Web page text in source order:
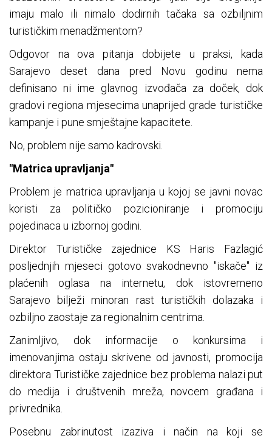
imaju malo ili nimalo dodirnih tačaka sa ozbiljnim
turističkim menadžmentom?
Odgovor na ova pitanja dobijete u praksi, kada
Sarajevo deset dana pred Novu godinu nema
definisano ni ime glavnog izvođača za doček, dok
gradovi regiona mjesecima unaprijed grade turističke
kampanje i pune smještajne kapacitete.
No, problem nije samo kadrovski.
"Matrica upravljanja"
Problem je matrica upravljanja u kojoj se javni novac
koristi za političko pozicioniranje i promociju
pojedinaca u izbornoj godini.
Direktor Turističke zajednice KS Haris Fazlagić
posljednjih mjeseci gotovo svakodnevno "iskače" iz
plaćenih oglasa na internetu, dok istovremeno
Sarajevo bilježi minoran rast turističkih dolazaka i
ozbiljno zaostaje za regionalnim centrima.
Zanimljivo, dok informacije o konkursima i
imenovanjima ostaju skrivene od javnosti, promocija
direktora Turističke zajednice bez problema nalazi put
do medija i društvenih mreža, novcem građana i
privrednika.
Posebnu zabrinutost izaziva i način na koji se